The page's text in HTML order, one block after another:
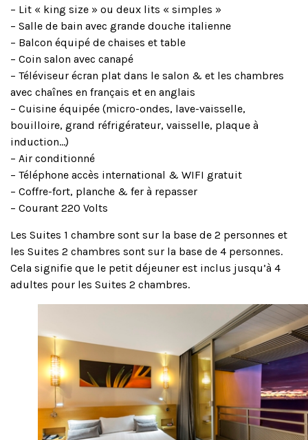
– Lit « king size » ou deux lits « simples »
– Salle de bain avec grande douche italienne
– Balcon équipé de chaises et table
– Coin salon avec canapé
– Téléviseur écran plat dans le salon & et les chambres
avec chaînes en français et en anglais
– Cuisine équipée (micro-ondes, lave-vaisselle,
bouilloire, grand réfrigérateur, vaisselle, plaque à
induction…)
– Air conditionné
– Téléphone accès international & WIFI gratuit
– Coffre-fort, planche & fer à repasser
– Courant 220 Volts
Les Suites 1 chambre sont sur la base de 2 personnes et
les Suites 2 chambres sont sur la base de 4 personnes.
Cela signifie que le petit déjeuner est inclus jusqu’à 4
adultes pour les Suites 2 chambres.